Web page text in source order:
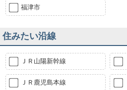
福津市
住みたい沿線
ＪＲ山陽新幹線
ＪＲ鹿児島本線